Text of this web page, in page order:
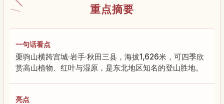
重点摘要
一句话看点
栗驹山横跨宫城·岩手·秋田三县，海拔1,626米，可四季欣
赏高山植物、红叶与湿原，是东北地区知名的登山胜地。
亮点